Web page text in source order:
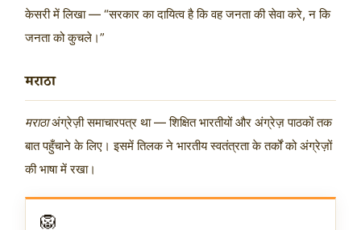
केसरी में लिखा — “सरकार का दायित्व है कि वह जनता की सेवा करे, न कि
जनता को कुचले।”
मराठा
मराठाअंग्रेज़ी समाचारपत्र था — शिक्षित भारतीयों और अंग्रेज़ पाठकों तक
बात पहुँचाने के लिए। इसमें तिलक ने भारतीय स्वतंत्रता के तर्कों को अंग्रेज़ों
की भाषा में रखा।
🦁